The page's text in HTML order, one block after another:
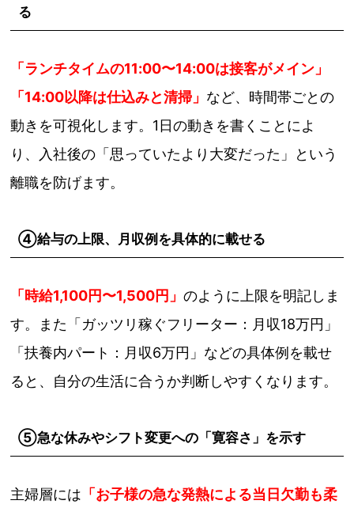
る
「ランチタイムの11:00〜14:00は接客がメイン」
「14:00以降は仕込みと清掃」 など、時間帯ごとの
動きを可視化します。1日の動きを書くことによ
り、入社後の「思っていたより大変だった」という
離職を防げます。
④給与の上限、月収例を具体的に載せる
「時給1,100円〜1,500円」のように上限を明記しま
す。また「ガッツリ稼ぐフリーター：月収18万円」
「扶養内パート：月収6万円」などの具体例を載せ
ると、自分の生活に合うか判断しやすくなります。
⑤急な休みやシフト変更への「寛容さ」を示す
主婦層には 「お子様の急な発熱による当日欠勤も柔